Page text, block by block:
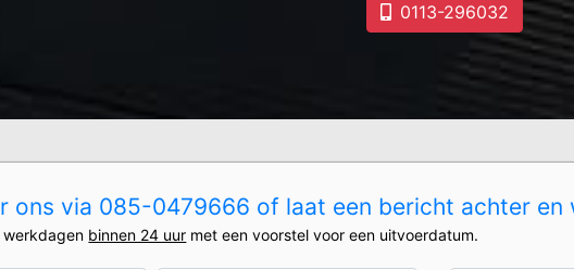
0113-296032
ons via 085-0479666 of laat een bericht achter en
werkdagen binnen 24 uur met een voorstel voor een uitvoerdatum.